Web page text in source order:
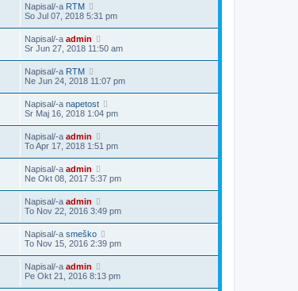
Napisal/-a RTM
So Jul 07, 2018 5:31 pm
Napisal/-a admin
Sr Jun 27, 2018 11:50 am
Napisal/-a RTM
Ne Jun 24, 2018 11:07 pm
Napisal/-a napetost
Sr Maj 16, 2018 1:04 pm
Napisal/-a admin
To Apr 17, 2018 1:51 pm
Napisal/-a admin
Ne Okt 08, 2017 5:37 pm
Napisal/-a admin
To Nov 22, 2016 3:49 pm
Napisal/-a smeško
To Nov 15, 2016 2:39 pm
Napisal/-a admin
Pe Okt 21, 2016 8:13 pm